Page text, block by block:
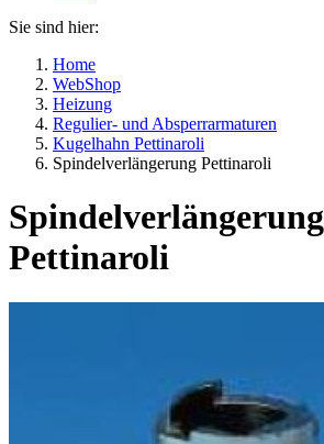
Sie sind hier:
Home
WebShop
Heizung
Regulier- und Absperrarmaturen
Kugelhahn Pettinaroli
Spindelverlängerung Pettinaroli
Spindelverlängerung
Pettinaroli